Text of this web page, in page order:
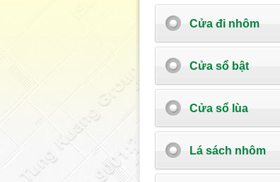
Cửa đi nhôm
Cửa sổ bật
Cửa sổ lùa
Lá sách nhôm